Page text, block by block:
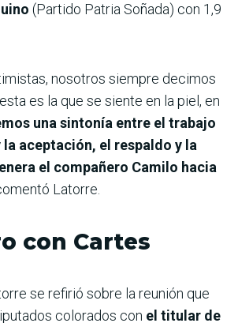
(Partido Patria Soñada) con 1,9
nosotros siempre decimos
es la que se siente en la piel, en
una sintonía entre el trabajo
aceptación, el respaldo y la
el compañero Camilo hacia
Latorre.
con Cartes
se refirió sobre la reunión que
colorados con el titular de